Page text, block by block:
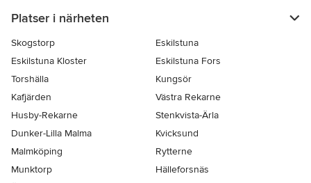
Platser i närheten
Skogstorp
Eskilstuna
Eskilstuna Kloster
Eskilstuna Fors
Torshälla
Kungsör
Kafjärden
Västra Rekarne
Husby-Rekarne
Stenkvista-Ärla
Dunker-Lilla Malma
Kvicksund
Malmköping
Rytterne
Munktorp
Hälleforsnäs